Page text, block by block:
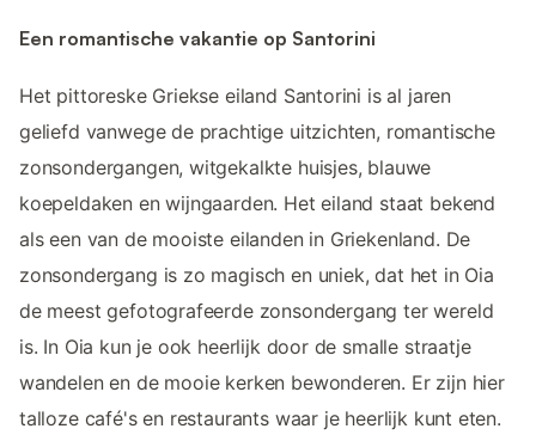
Een romantische vakantie op Santorini
Het pittoreske Griekse eiland Santorini is al jaren
geliefd vanwege de prachtige uitzichten, romantische
zonsondergangen, witgekalkte huisjes, blauwe
koepeldaken en wijngaarden. Het eiland staat bekend
als een van de mooiste eilanden in Griekenland. De
zonsondergang is zo magisch en uniek, dat het in Oia
de meest gefotografeerde zonsondergang ter wereld
is. In Oia kun je ook heerlijk door de smalle straatje
wandelen en de mooie kerken bewonderen. Er zijn hier
talloze café's en restaurants waar je heerlijk kunt eten.